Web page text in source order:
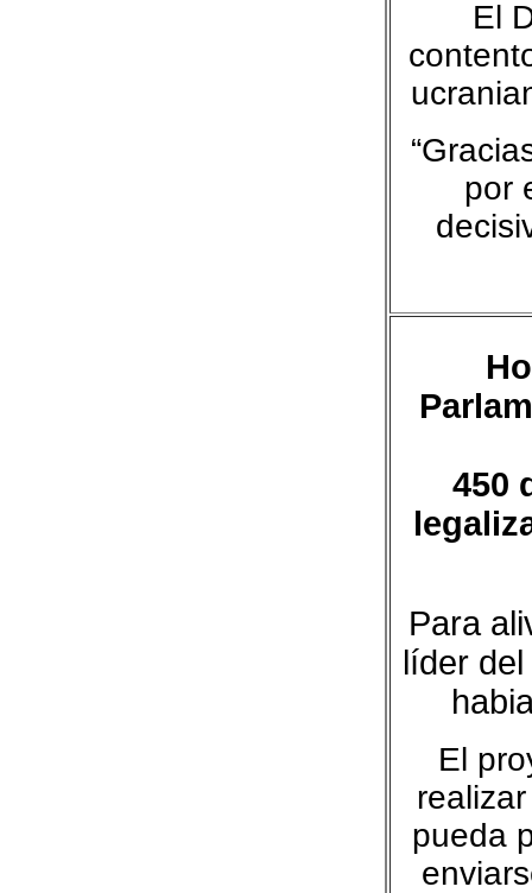
El
por
450
Para
líder
El
pueda